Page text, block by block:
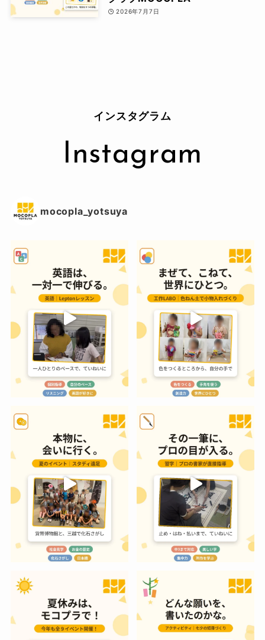
2026年7月7日
インスタグラム
Instagram
mocopla_yotsuya